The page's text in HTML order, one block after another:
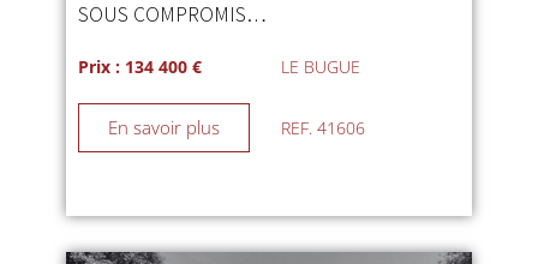
SOUS COMPROMIS…
Prix : 134 400 € LE BUGUE
En savoir plus REF. 41606